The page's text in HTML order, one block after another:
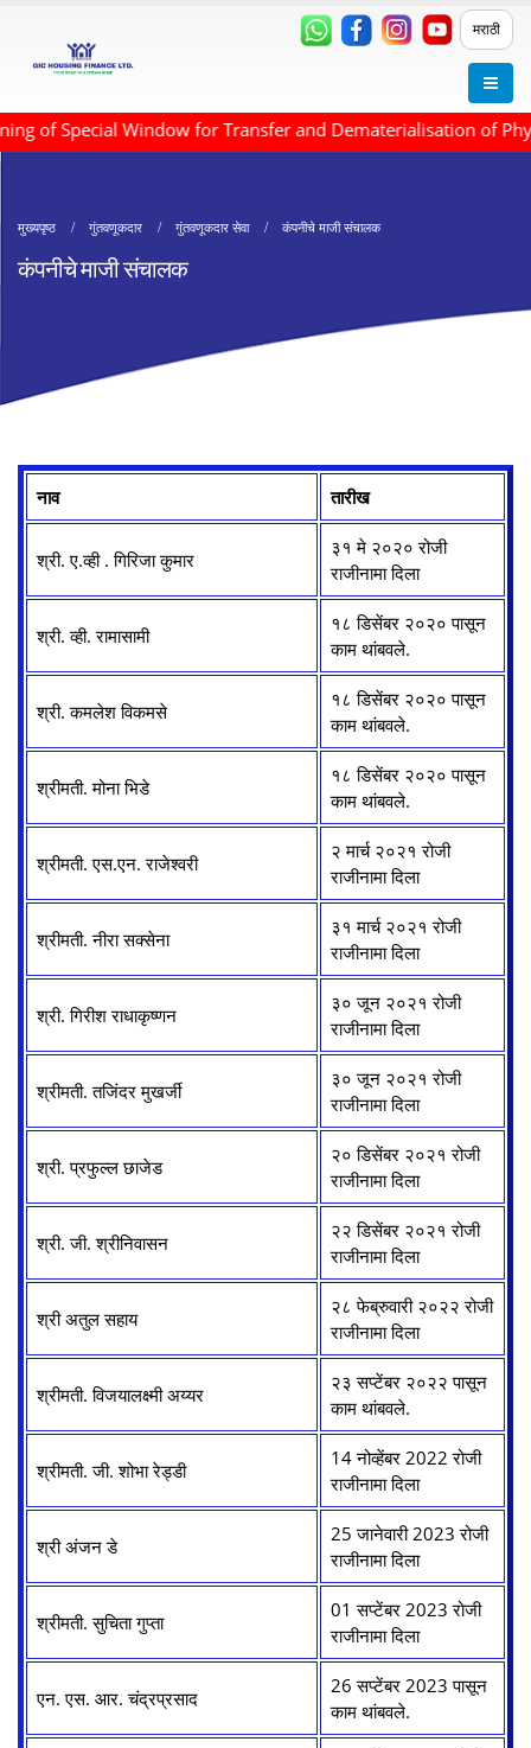
मराठी
of Special Window for Transfer and Dematerialisation of
मुख्यपृष्ठ गुंतवणूकदार गुंतवणूकदार सेवा कंपनीचे माजी संचालक
कंपनीचे माजी संचालक
नाव तारीख
श्री. ए.व्ही . गिरिजा कुमार
३१ मे २०२० रोजी
राजीनामा दिला
श्री. व्ही. रामासामी
१८ डिसेंबर २०२० पासून
काम थांबवले.
श्री. कमलेश विकमसे
१८ डिसेंबर २०२० पासून
काम थांबवले.
श्रीमती. मोना भिडे
१८ डिसेंबर २०२० पासून
काम थांबवले.
श्रीमती. एस.एन. राजेश्वरी
२ मार्च २०२१ रोजी
राजीनामा दिला
श्रीमती. नीरा सक्सेना
३१ मार्च २०२१ रोजी
राजीनामा दिला
श्री. गिरीश राधाकृष्णन
३० जून २०२१ रोजी
राजीनामा दिला
श्रीमती. तजिंदर मुखर्जी
३० जून २०२१ रोजी
राजीनामा दिला
श्री. प्रफुल्ल छाजेड
२० डिसेंबर २०२१ रोजी
राजीनामा दिला
श्री. जी. श्रीनिवासन
२२ डिसेंबर २०२१ रोजी
राजीनामा दिला
श्री अतुल सहाय
२८ फेब्रुवारी २०२२ रोजी
राजीनामा दिला
श्रीमती. विजयालक्ष्मी अय्यर
२३ सप्टेंबर २०२२ पासून
काम थांबवले.
श्रीमती. जी. शोभा रेड्डी
14 नोव्हेंबर 2022 रोजी
राजीनामा दिला
श्री अंजन डे
25 जानेवारी 2023 रोजी
राजीनामा दिला
श्रीमती. सुचिता गुप्ता
01 सप्टेंबर 2023 रोजी
राजीनामा दिला
एन. एस. आर. चंद्रप्रसाद
26 सप्टेंबर 2023 पासून
काम थांबवले.